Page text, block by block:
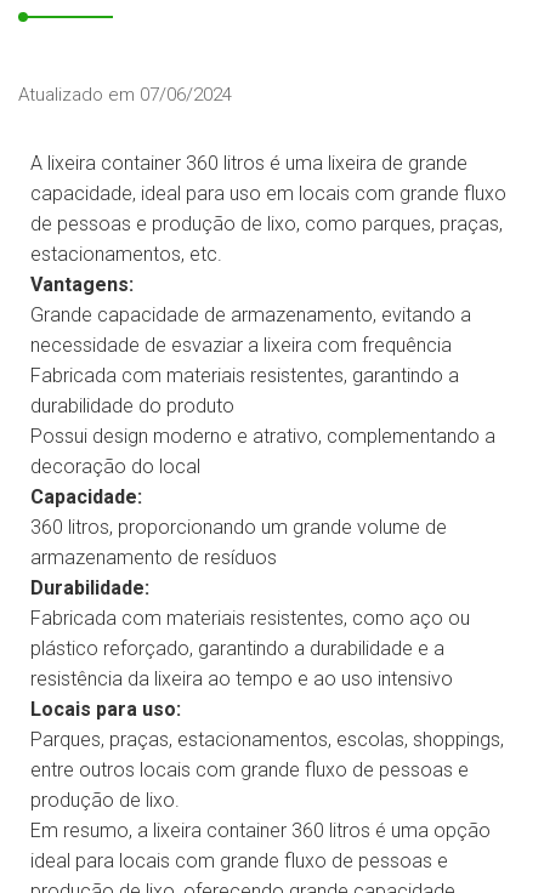
Atualizado em 07/06/2024
A lixeira container 360 litros é uma lixeira de grande
capacidade, ideal para uso em locais com grande fluxo
de pessoas e produção de lixo, como parques, praças,
estacionamentos, etc.
Vantagens:
Grande capacidade de armazenamento, evitando a
necessidade de esvaziar a lixeira com frequência
Fabricada com materiais resistentes, garantindo a
durabilidade do produto
Possui design moderno e atrativo, complementando a
decoração do local
Capacidade:
360 litros, proporcionando um grande volume de
armazenamento de resíduos
Durabilidade:
Fabricada com materiais resistentes, como aço ou
plástico reforçado, garantindo a durabilidade e a
resistência da lixeira ao tempo e ao uso intensivo
Locais para uso:
Parques, praças, estacionamentos, escolas, shoppings,
entre outros locais com grande fluxo de pessoas e
produção de lixo.
Em resumo, a lixeira container 360 litros é uma opção
ideal para locais com grande fluxo de pessoas e